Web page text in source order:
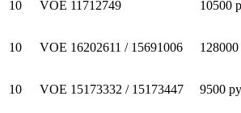
10 VOE 11712749 10500
10 VOE 16202611 / 15691006
10 VOE 15173332 / 15173447 9500